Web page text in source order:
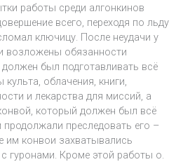
работы среди алгонкинов
всего, переходя по льду
ключицу. После неудачи у
возложены обязанности
был подготавливать всё
облачения, книги,
и лекарства для миссий, а
который должен был всё
продолжали преследовать его –
конвои захватывались
гуронами. Кроме этой работы о.